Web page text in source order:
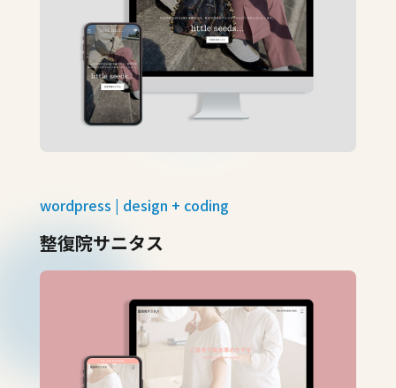
wordpress | design + coding
整復院サニタス